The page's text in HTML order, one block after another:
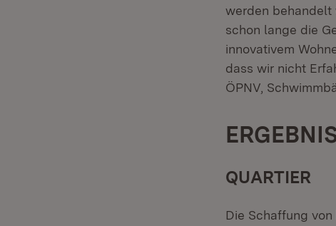
werden behandelt
schon lange die
innovativem
dass wir nicht
ÖPNV,
QUARTIER
Die Schaffung von